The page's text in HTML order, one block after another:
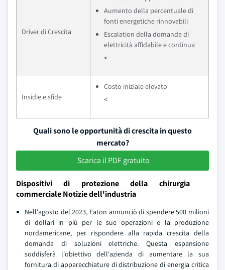
Driver di Crescita
Aumento della percentuale di
fonti energetiche rinnovabili
Escalation della domanda di
elettricità affidabile e continua
<
Insidie e sfide
Costo iniziale elevato
<
Quali sono le opportunità di crescita in questo
mercato?
Scarica il PDF gratuito
Dispositivi di protezione della chirurgia
commerciale Notizie dell'industria
Nell'agosto del 2023, Eaton annunciò di spendere 500 milioni
di dollari in più per le sue operazioni e la produzione
nordamericane, per rispondere alla rapida crescita della
domanda di soluzioni elettriche. Questa espansione
soddisferà l'obiettivo dell'azienda di aumentare la sua
fornitura di apparecchiature di distribuzione di energia critica